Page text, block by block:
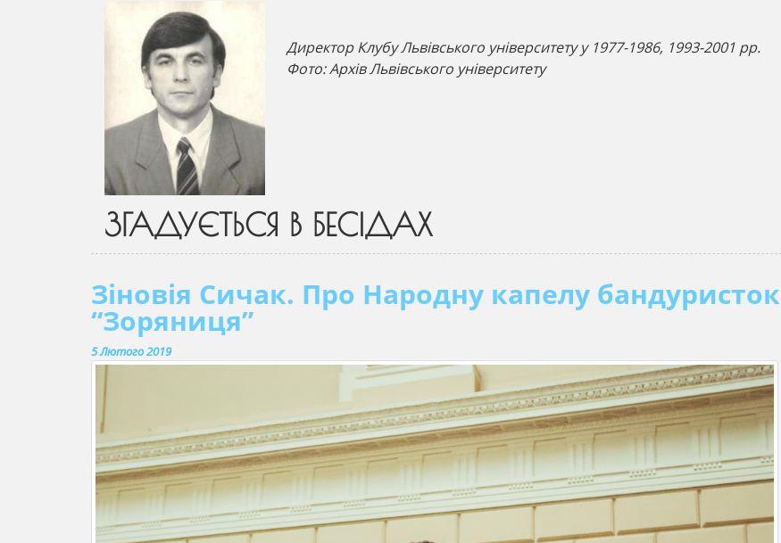
Директор Клубу Львівського університету у 1977-1986, 1993-2001 рр.
Фото: Архів Львівського університету
ЗГАДУЄТЬСЯ В БЕСІДАХ
Зіновія Сичак. Про Народну капелу бандуристок
“Зоряниця”
5 Лютого 2019